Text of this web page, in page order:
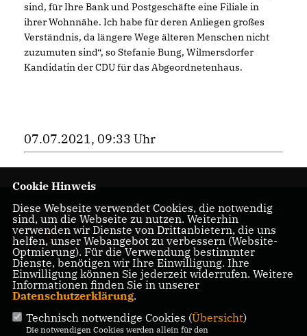
sind, für Ihre Bank und Postgeschäfte eine Filiale in
ihrer Wohnnähe. Ich habe für deren Anliegen großes
Verständnis, da längere Wege älteren Menschen nicht
zuzumuten sind“, so Stefanie Bung, Wilmersdorfer
Kandidatin der CDU für das Abgeordnetenhaus.
07.07.2021, 09:33 Uhr
Homepage des CDU
Kreisverbandes
Charlottenburg-
Wilmersdorf
IMPRESSUM DATENSCHUTZ KONTAKT
Cookie Hinweis
Diese Webseite verwendet Cookies, die notwendig
sind, um die Webseite zu nutzen. Weiterhin
verwenden wir Dienste von Drittanbietern, die uns
helfen, unser Webangebot zu verbessern (Website-
Optmierung). Für die Verwendung bestimmter
Dienste, benötigen wir Ihre Einwilligung. Ihre
Einwilligung können Sie jederzeit widerrufen. Weitere
Informationen finden Sie in unserer
Datenschutzerklärung.
Technisch notwendige Cookies (Übersicht)
Die notwendigen Cookies werden allein für den